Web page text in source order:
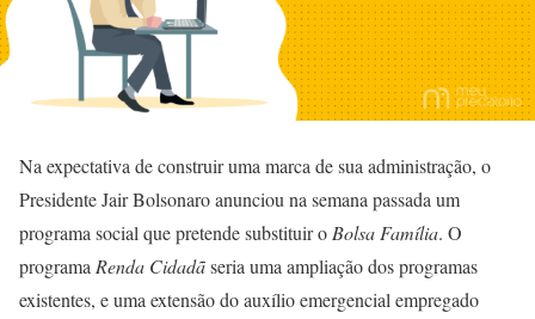
Na expectativa de construir uma marca de sua administração, o
Presidente Jair Bolsonaro anunciou na semana passada um
programa social que pretende substituir o Bolsa Família. O
programa Renda Cidadãseria uma ampliação dos programas
existentes, e uma extensão do auxílio emergencial empregado